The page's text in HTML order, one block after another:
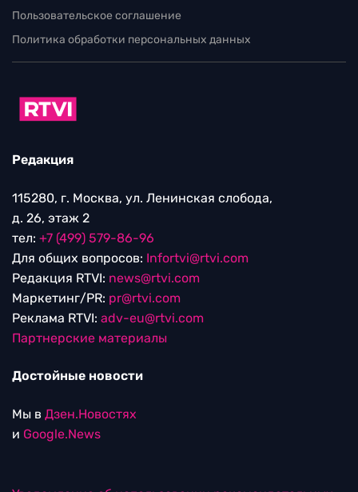
Пользовательское соглашение
Политика обработки персональных данных
Редакция
115280, г. Москва, ул. Ленинская слобода,
д. 26, этаж 2
тел: +7 (499) 579-86-96
Для общих вопросов: Infortvi@rtvi.com
Редакция RTVI: news@rtvi.com
Маркетинг/PR: pr@rtvi.com
Реклама RTVI: adv-eu@rtvi.com
Партнерские материалы
Достойные новости
Мы в Дзен.Новостях
и Google.News